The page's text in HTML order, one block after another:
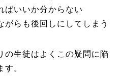
ばいいか分からない
がらも後回しにしてしまう
の生徒はよくこの疑問に陥
す。